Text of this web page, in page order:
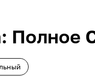
Полное